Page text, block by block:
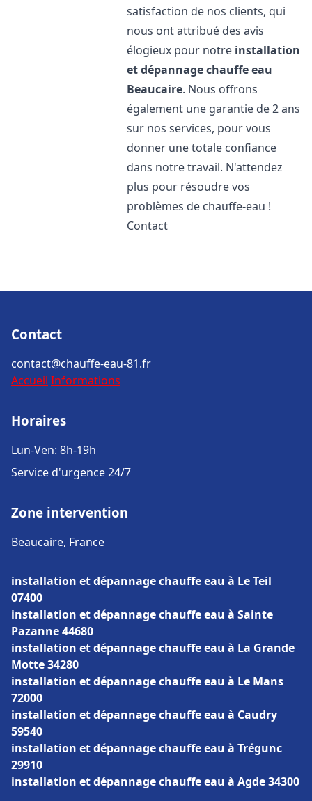
satisfaction de nos clients, qui
nous ont attribué des avis
élogieux pour notre installation
et dépannage chauffe eau
Beaucaire. Nous offrons
également une garantie de 2 ans
sur nos services, pour vous
donner une totale confiance
dans notre travail. N'attendez
plus pour résoudre vos
problèmes de chauffe-eau !
Contact
Contact
contact@chauffe-eau-81.fr
Accueil Informations
Horaires
Lun-Ven: 8h-19h
Service d'urgence 24/7
Zone intervention
Beaucaire, France
installation et dépannage chauffe eau à Le Teil
07400
installation et dépannage chauffe eau à Sainte
Pazanne 44680
installation et dépannage chauffe eau à La Grande
Motte 34280
installation et dépannage chauffe eau à Le Mans
72000
installation et dépannage chauffe eau à Caudry
59540
installation et dépannage chauffe eau à Trégunc
29910
installation et dépannage chauffe eau à Agde 34300